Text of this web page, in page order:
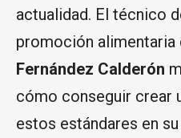
actualidad. El técnico
promoción alimentaria
Fernández Calderón
cómo conseguir crear
estos estándares en